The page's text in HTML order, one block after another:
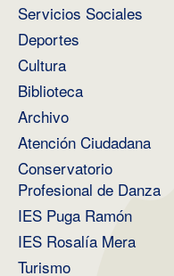
Servicios Sociales
Deportes
Cultura
Biblioteca
Archivo
Atención Ciudadana
Conservatorio
Profesional de Danza
IES Puga Ramón
IES Rosalía Mera
Turismo